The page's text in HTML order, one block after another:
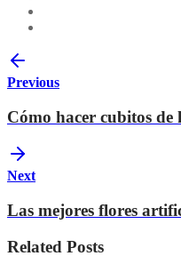
Previous
Cómo hacer cubitos de
Next
Las mejores flores
Related Posts